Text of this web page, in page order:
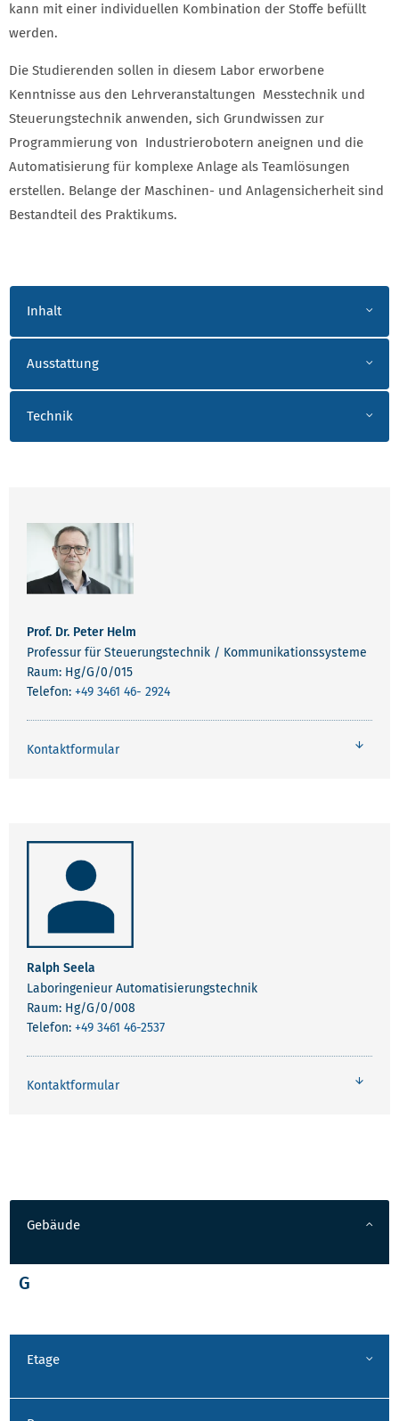
kann mit einer individuellen Kombination der Stoffe befüllt
werden.
Die Studierenden sollen in diesem Labor erworbene
Kenntnisse aus den Lehrveranstaltungen Messtechnik und
Steuerungstechnik anwenden, sich Grundwissen zur
Programmierung von Industrierobotern aneignen und die
Automatisierung für komplexe Anlage als Teamlösungen
erstellen. Belange der Maschinen- und Anlagensicherheit sind
Bestandteil des Praktikums.
AKKORDEON_FERTIGUNG
Inhalt
Ausstattung
Technik
Prof. Dr. Peter Helm
Professur für Steuerungstechnik / Kommunikationssysteme
Raum: Hg/G/0/015
Telefon: +49 3461 46- 2924
Kontaktformular
Ralph Seela
Laboringenieur Automatisierungstechnik
Raum: Hg/G/0/008
Telefon: +49 3461 46-2537
Kontaktformular
Gebäude
G
Etage